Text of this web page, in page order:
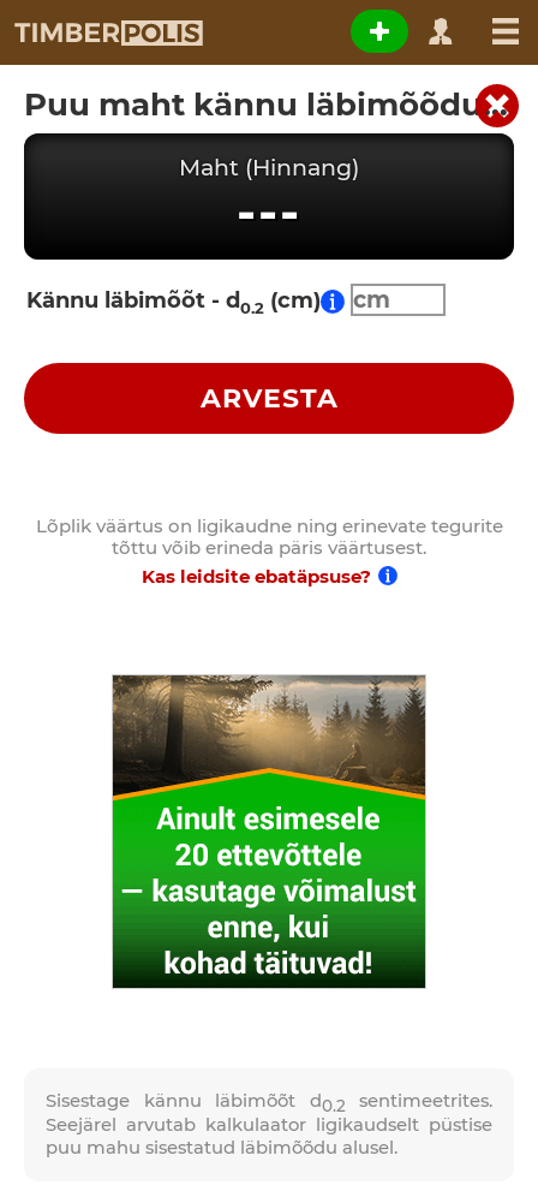
Puu maht kännu läbimõõdu järgi
Sisestage kännu läbimõõt d0.2 sentimeetrites.
Seejärel arvutab kalkulaator ligikaudselt püstise
puu mahu sisestatud läbimõõdu alusel.
Maht (Hinnang)
---
Kännu läbimõõt - d0.2 (cm)
ARVESTA
Lõplik väärtus on ligikaudne ning erinevate tegurite
tõttu võib erineda päris väärtusest.
Kas leidsite ebatäpsuse?